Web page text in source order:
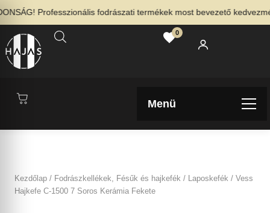
Professzionális fodrászati termékek most bevezető
0
Menü
Kezdőlap / Fodrászkellékek, Fésűk és hajkefék / Laposkefék / Vess
Hajkefe C-1500 7 Soros Kerámia Fekete